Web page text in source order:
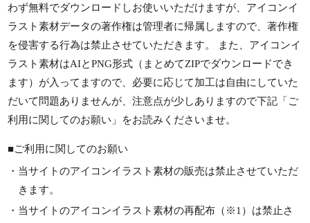
わず無料でダウンロードしお使いいただけますが、アイコンイ
ラスト素材データの著作権は管理者に帰属しますので、著作権
を侵害する行為は禁止させていただきます。 また、アイコンイ
ラスト素材はAIとPNG形式（まとめてZIPでダウンロードでき
ます）が入ってますので、必要に応じて加工は自由にしていた
だいて問題ありませんが、注意点が少しありますので下記「ご
利用に関してのお願い」をお読みくださいませ。
■ご利用に関してのお願い
・当サイトのアイコンイラスト素材の販売は禁止させていただ
きます。
・当サイトのアイコンイラスト素材の再配布（※1）は禁止さ